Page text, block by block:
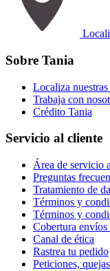
Sobre Tania
Localiza nuestras
Trabaja con
Crédito Tania
Servicio al cliente
Área de servicio
Preguntas
Tratamiento de
Términos y
Términos y
Cobertura envíos
Canal de ética
Rastrea tu pedido
Peticiones,